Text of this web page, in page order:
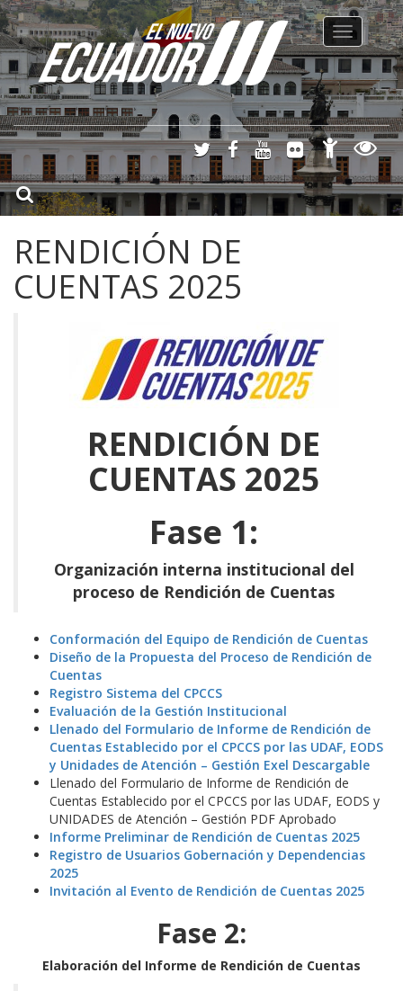
Toggle
navigation
RENDICIÓN DE
CUENTAS 2025
RENDICIÓN DE
CUENTAS 2025
Fase 1:
Organización interna institucional del
proceso de Rendición de Cuentas
Conformación del Equipo de Rendición de Cuentas
Diseño de la Propuesta del Proceso de Rendición de
Cuentas
Registro Sistema del CPCCS
Evaluación de la Gestión Institucional
Llenado del Formulario de Informe de Rendición de
Cuentas Establecido por el CPCCS por las UDAF, EODS
y Unidades de Atención – Gestión Exel Descargable
Llenado del Formulario de Informe de Rendición de
Cuentas Establecido por el CPCCS por las UDAF, EODS y
UNIDADES de Atención – Gestión PDF Aprobado
Informe Preliminar de Rendición de Cuentas 2025
Registro de Usuarios Gobernación y Dependencias
2025
Invitación al Evento de Rendición de Cuentas 2025
Fase 2:
Elaboración del Informe de Rendición de Cuentas